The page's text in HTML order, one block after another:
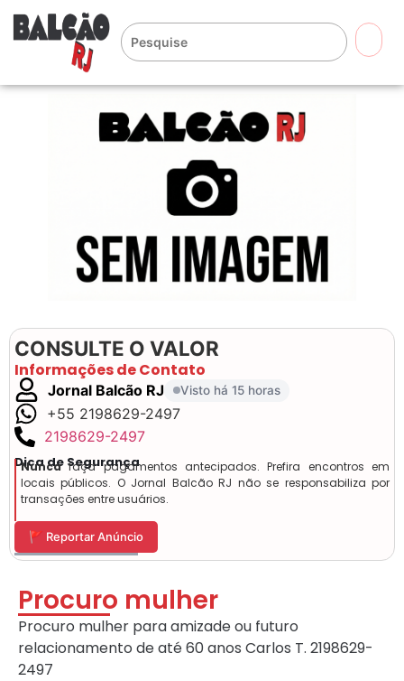
CONSULTE O VALOR
Informações de Contato
Jornal Balcão RJ Visto há 15 horas
+55 2198629-2497
2198629-2497
Dica de Segurança
Nuncafaça pagamentos antecipados. Prefira encontros em
locais públicos. O Jornal Balcão RJ não se responsabiliza por
transações entre usuários.
🚩 Reportar Anúncio
Procuro mulher
Procuro mulher para amizade ou futuro
relacionamento de até 60 anos Carlos T. 2198629-
2497